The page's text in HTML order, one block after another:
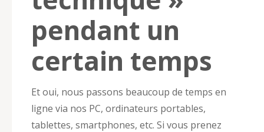
pendant un
certain temps
Et oui, nous passons beaucoup de temps en
ligne via nos PC, ordinateurs portables,
tablettes, smartphones, etc. Si vous prenez